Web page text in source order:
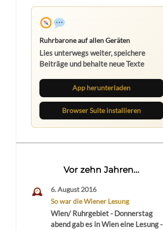
App herunterladen
Browser Suite installieren
Vor zehn Jahren...
6. August 2016
So war die Wiener Lesung
Wien/ Ruhrgebiet - Donnerstag
abend gab es in Wien eine Lesung -